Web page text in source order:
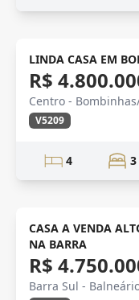
VENDA
LINDA CASA EM
R$
Centro -
V5209
4 3
VENDA
CASA A VENDA
NA BARRA
R$
Barra Sul -